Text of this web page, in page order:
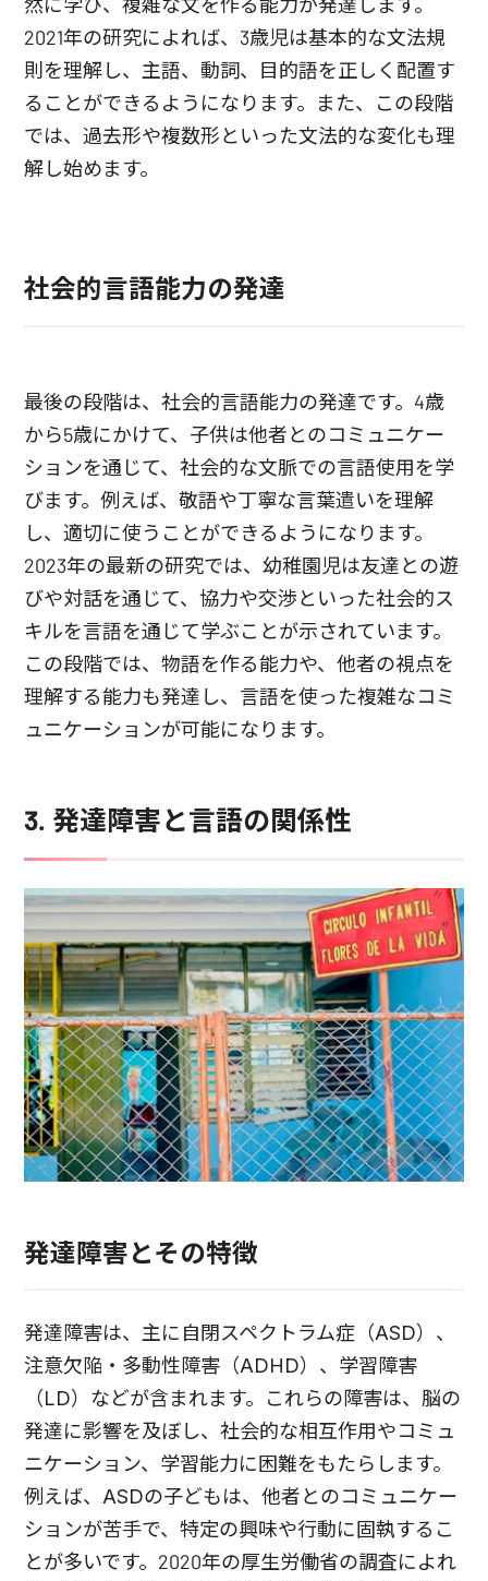
然に学び、複雑な文を作る能力が発達します。
2021年の研究によれば、3歳児は基本的な文法規
則を理解し、主語、動詞、目的語を正しく配置す
ることができるようになります。また、この段階
では、過去形や複数形といった文法的な変化も理
解し始めます。
社会的言語能力の発達
最後の段階は、社会的言語能力の発達です。4歳
から5歳にかけて、子供は他者とのコミュニケー
ションを通じて、社会的な文脈での言語使用を学
びます。例えば、敬語や丁寧な言葉遣いを理解
し、適切に使うことができるようになります。
2023年の最新の研究では、幼稚園児は友達との遊
びや対話を通じて、協力や交渉といった社会的ス
キルを言語を通じて学ぶことが示されています。
この段階では、物語を作る能力や、他者の視点を
理解する能力も発達し、言語を使った複雑なコミ
ュニケーションが可能になります。
3. 発達障害と言語の関係性
発達障害とその特徴
発達障害は、主に自閉スペクトラム症（ASD）、
注意欠陥・多動性障害（ADHD）、学習障害
（LD）などが含まれます。これらの障害は、脳の
発達に影響を及ぼし、社会的な相互作用やコミュ
ニケーション、学習能力に困難をもたらします。
例えば、ASDの子どもは、他者とのコミュニケー
ションが苦手で、特定の興味や行動に固執するこ
とが多いです。2020年の厚生労働省の調査によれ